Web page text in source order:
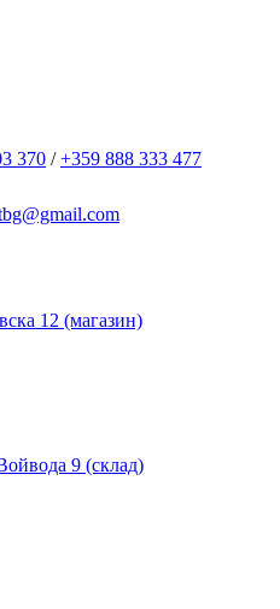
370 /+359 888 333 477
12 (магазин)
9 (склад)